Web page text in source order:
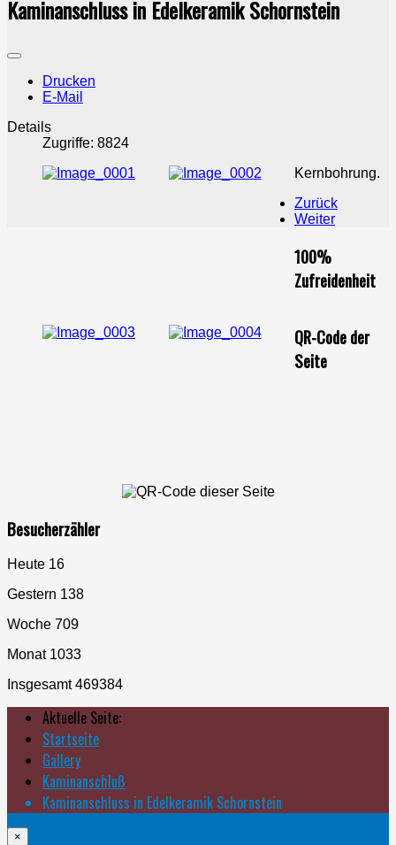
Kaminanschluss in Edelkeramik Schornstein
Drucken
E-Mail
Details
Zugriffe: 8824
Kernbohrung.
Zurück
Weiter
100%
Zufreidenheit
QR-Code der
Seite
Besucherzähler
Heute 16
Gestern 138
Woche 709
Monat 1033
Insgesamt469384
Aktuelle Seite:
Startseite
Gallery
Kaminanschluß
Kaminanschluss in Edelkeramik Schornstein
×